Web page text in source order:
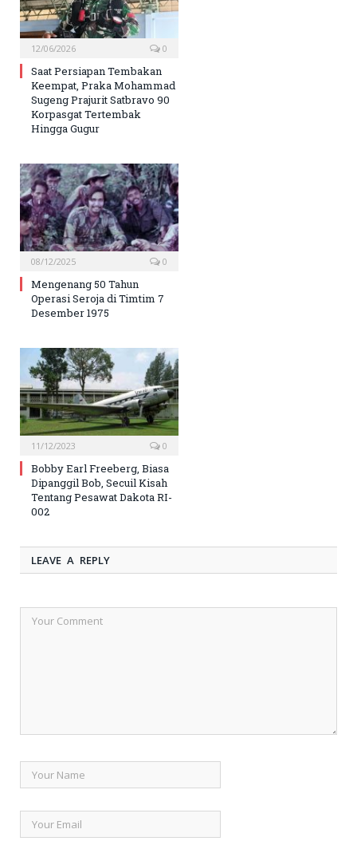
12/06/2026 0
Saat Persiapan Tembakan
Keempat, Praka Mohammad
Sugeng Prajurit Satbravo 90
Korpasgat Tertembak
Hingga Gugur
08/12/2025 0
Mengenang 50 Tahun
Operasi Seroja di Timtim 7
Desember 1975
11/12/2023 0
Bobby Earl Freeberg, Biasa
Dipanggil Bob, Secuil Kisah
Tentang Pesawat Dakota RI-
002
LEAVE A REPLY